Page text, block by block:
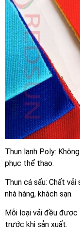
Thun lạnh Poly:
phục thể thao.
Thun cá sấu: Chất
nhà hàng, khách sạn.
Mỗi loại vải đều
trước khi sản xuất.